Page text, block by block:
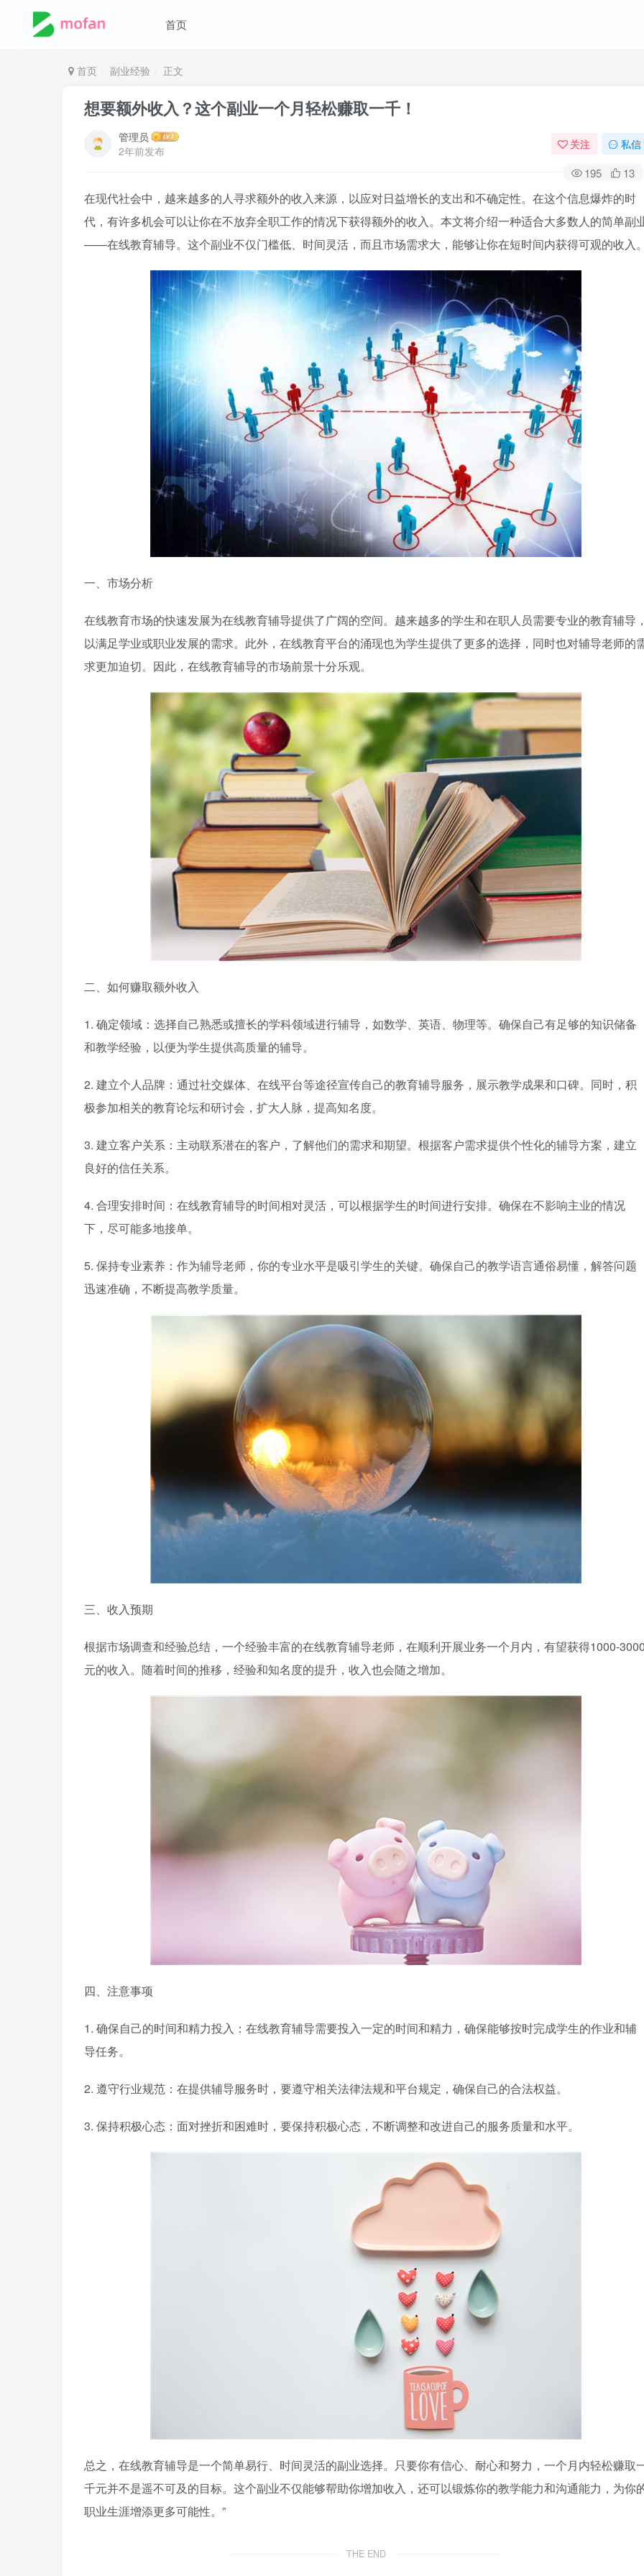
首页
首页 副业经验 正文
想要额外收入？这个副业一个月轻松赚取一千！
管理员
2年前发布
关注 私信
195 13
在现代社会中，越来越多的人寻求额外的收入来源，以应对日益增长的支出和不确定性。在这个信息爆炸的时
代，有许多机会可以让你在不放弃全职工作的情况下获得额外的收入。本文将介绍一种适合大多数人的简单副
——在线教育辅导。这个副业不仅门槛低、时间灵活，而且市场需求大，能够让你在短时间内获得可观的收入
一、市场分析
在线教育市场的快速发展为在线教育辅导提供了广阔的空间。越来越多的学生和在职人员需要专业的教育辅导
以满足学业或职业发展的需求。此外，在线教育平台的涌现也为学生提供了更多的选择，同时也对辅导老师的
求更加迫切。因此，在线教育辅导的市场前景十分乐观。
二、如何赚取额外收入
1. 确定领域：选择自己熟悉或擅长的学科领域进行辅导，如数学、英语、物理等。确保自己有足够的知识储备
和教学经验，以便为学生提供高质量的辅导。
2. 建立个人品牌：通过社交媒体、在线平台等途径宣传自己的教育辅导服务，展示教学成果和口碑。同时，积
极参加相关的教育论坛和研讨会，扩大人脉，提高知名度。
3. 建立客户关系：主动联系潜在的客户，了解他们的需求和期望。根据客户需求提供个性化的辅导方案，建立
良好的信任关系。
4. 合理安排时间：在线教育辅导的时间相对灵活，可以根据学生的时间进行安排。确保在不影响主业的情况
下，尽可能多地接单。
5. 保持专业素养：作为辅导老师，你的专业水平是吸引学生的关键。确保自己的教学语言通俗易懂，解答问题
迅速准确，不断提高教学质量。
三、收入预期
根据市场调查和经验总结，一个经验丰富的在线教育辅导老师，在顺利开展业务一个月内，有望获得1000-
元的收入。随着时间的推移，经验和知名度的提升，收入也会随之增加。
四、注意事项
1. 确保自己的时间和精力投入：在线教育辅导需要投入一定的时间和精力，确保能够按时完成学生的作业和辅
导任务。
2. 遵守行业规范：在提供辅导服务时，要遵守相关法律法规和平台规定，确保自己的合法权益。
3. 保持积极心态：面对挫折和困难时，要保持积极心态，不断调整和改进自己的服务质量和水平。
总之，在线教育辅导是一个简单易行、时间灵活的副业选择。只要你有信心、耐心和努力，一个月内轻松赚取
千元并不是遥不可及的目标。这个副业不仅能够帮助你增加收入，还可以锻炼你的教学能力和沟通能力，为你
职业生涯增添更多可能性。”
THE END